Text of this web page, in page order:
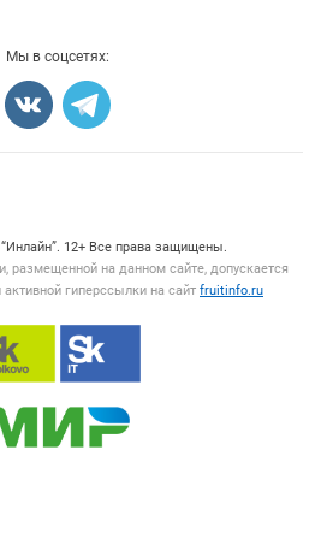
Мы в соцсетях:
12+ Все права защищены.
размещенной на данном сайте, допускается
гиперссылки на сайт fruitinfo.ru